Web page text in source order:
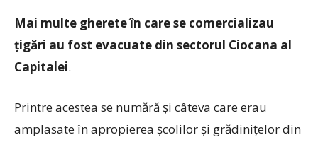
Mai multe gherete în care se comercializau
țigări au fost evacuate din sectorul Ciocana al
Capitalei.
Printre acestea se numără și câteva care erau
amplasate în apropierea școlilor și grădinițelor din